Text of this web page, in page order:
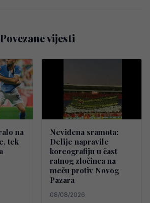
Povezane vijesti
na
tek
Neviđena sramota:
Delije napravile
koreografiju u čast
ratnog zločinca na
meču protiv Novog
Pazara
08/08/2026